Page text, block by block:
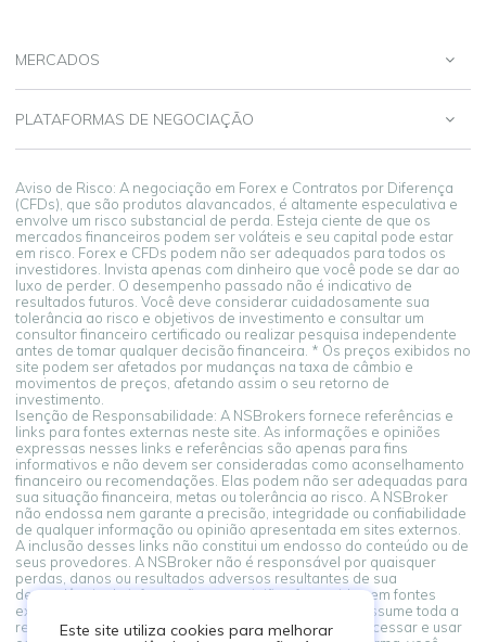
MERCADOS
PLATAFORMAS DE NEGOCIAÇÃO
Aviso de Risco: A negociação em Forex e Contratos por Diferença
(CFDs), que são produtos alavancados, é altamente especulativa e
envolve um risco substancial de perda. Esteja ciente de que os
mercados financeiros podem ser voláteis e seu capital pode estar
em risco. Forex e CFDs podem não ser adequados para todos os
investidores. Invista apenas com dinheiro que você pode se dar ao
luxo de perder. O desempenho passado não é indicativo de
resultados futuros. Você deve considerar cuidadosamente sua
tolerância ao risco e objetivos de investimento e consultar um
consultor financeiro certificado ou realizar pesquisa independente
antes de tomar qualquer decisão financeira. * Os preços exibidos no
site podem ser afetados por mudanças na taxa de câmbio e
movimentos de preços, afetando assim o seu retorno de
investimento.
Isenção de Responsabilidade: A NSBrokers fornece referências e
links para fontes externas neste site. As informações e opiniões
expressas nesses links e referências são apenas para fins
informativos e não devem ser consideradas como aconselhamento
financeiro ou recomendações. Elas podem não ser adequadas para
sua situação financeira, metas ou tolerância ao risco. A NSBroker
não endossa nem garante a precisão, integridade ou confiabilidade
de qualquer informação ou opinião apresentada em sites externos.
A inclusão desses links não constitui um endosso do conteúdo ou de
seus provedores. A NSBroker não é responsável por quaisquer
perdas, danos ou resultados adversos resultantes de sua
dependência de informações ou opiniões fornecidas em fontes
externas vinculadas a partir desta plataforma. Você assume toda a
responsabilidade por suas decisões financeiras. Ao acessar e usar
Este site utiliza cookies para melhorar